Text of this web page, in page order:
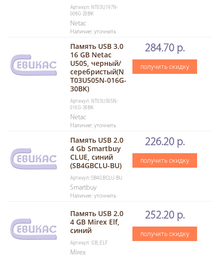
Артикул: NT03U197N-
008G-20BK
Netac
Наличие: уточнить
Память USB 3.0
16 GB Netac
U505, черный/
серебристый(N
T03U505N-016G-
30BK)
Артикул: NT03U505N-
016G-30BK
Netac
Наличие: уточнить
284.70 р.
получить скидку
Память USB 2.0
4 Gb Smartbuy
CLUE, синий
(SB4GBCLU-BU)
Артикул: SB4GBCLU-BU
Smartbuy
Наличие: уточнить
226.20 р.
получить скидку
Память USB 2.0
4 GB Mirex Elf,
синий
Артикул: GB_ELF
Mirex
252.20 р.
получить скидку